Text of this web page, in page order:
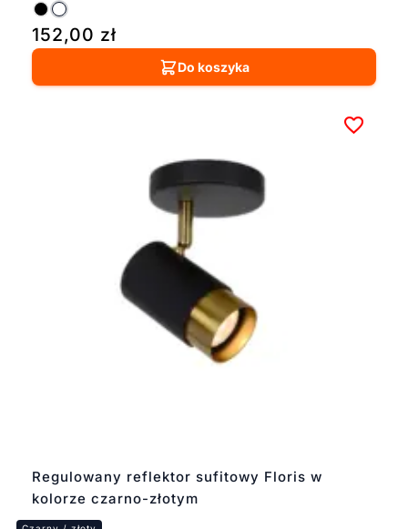
152,00 zł
Do koszyka
Regulowany reflektor sufitowy Floris w
kolorze czarno-złotym